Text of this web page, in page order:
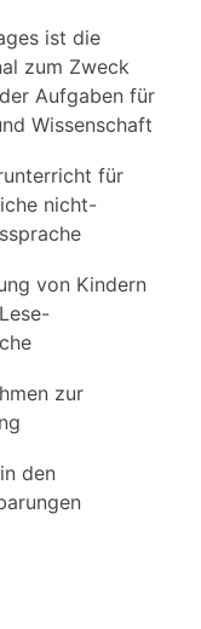
ist die
zum Zweck
Aufgaben für
Wissenschaft
für
nicht-
von Kindern
zur
den